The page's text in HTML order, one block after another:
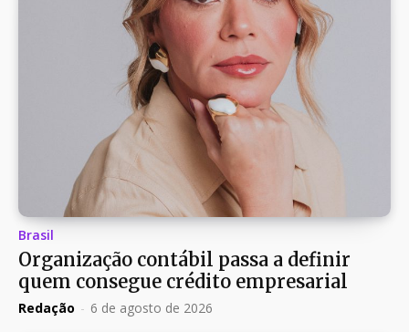
Brasil
Organização contábil passa a definir
quem consegue crédito empresarial
Redação - 6 de agosto de 2026